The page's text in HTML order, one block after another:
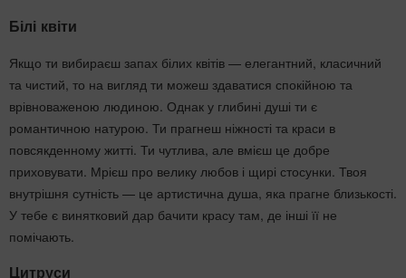
Білі квіти
Якщо ти вибираєш запах білих квітів — елегантний, класичний
та чистий, то на вигляд ти можеш здаватися спокійною та
врівноваженою людиною. Однак у глибині душі ти є
романтичною натурою. Ти прагнеш ніжності та краси в
повсякденному житті. Ти чутлива, але вмієш це добре
приховувати. Мрієш про велику любов і щирі стосунки. Твоя
внутрішня сутність — це артистична душа, яка прагне близькості.
У тебе є винятковий дар бачити красу там, де інші її не
помічають.
Цитруси